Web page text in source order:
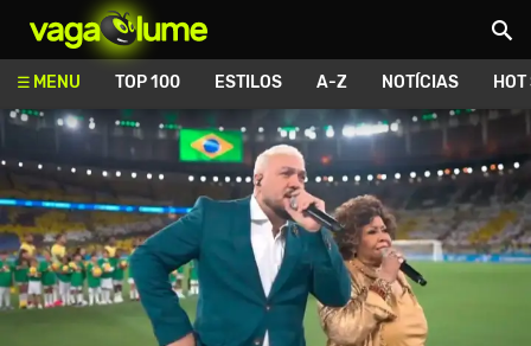
MENU TOP 100 ESTILOS A-Z NOTÍCIAS